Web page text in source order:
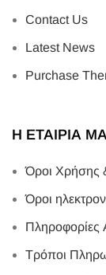
Contact Us
Latest News
Purchase
Η ΕΤΑΙΡΙΑ
Όροι Χρήσης
Όροι
Πληροφορίες
Τρόποι